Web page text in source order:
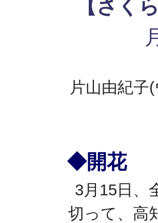
【さく
片山由紀
◆開花
3月15日、
切って、高